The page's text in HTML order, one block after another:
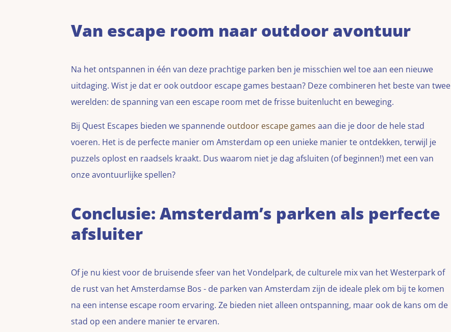
Van escape room naar outdoor avontuur
Na het ontspannen in één van deze prachtige parken ben je misschien wel toe aan een nieuwe
uitdaging. Wist je dat er ook outdoor escape games bestaan? Deze combineren het beste van twee
werelden: de spanning van een escape room met de frisse buitenlucht en beweging.
Bij Quest Escapes bieden we spannende outdoor escape games aan die je door de hele stad
voeren. Het is de perfecte manier om Amsterdam op een unieke manier te ontdekken, terwijl je
puzzels oplost en raadsels kraakt. Dus waarom niet je dag afsluiten (of beginnen!) met een van
onze avontuurlijke spellen?
Conclusie: Amsterdam’s parken als perfecte
afsluiter
Of je nu kiest voor de bruisende sfeer van het Vondelpark, de culturele mix van het Westerpark of
de rust van het Amsterdamse Bos - de parken van Amsterdam zijn de ideale plek om bij te komen
na een intense escape room ervaring. Ze bieden niet alleen ontspanning, maar ook de kans om de
stad op een andere manier te ervaren.